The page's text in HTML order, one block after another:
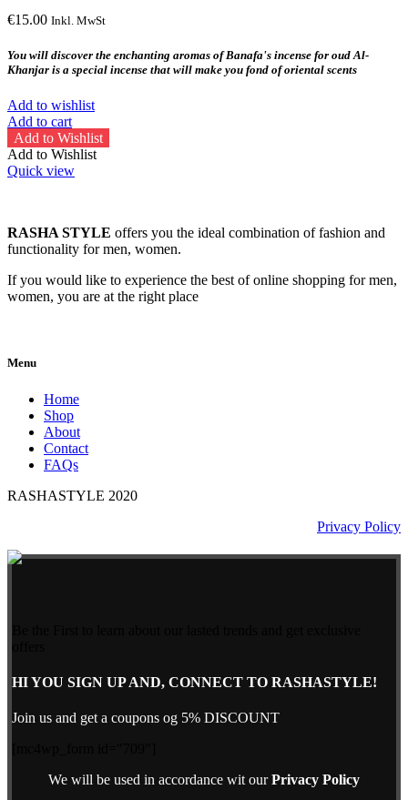
€15.00 Inkl. MwSt
You will discover the enchanting aromas of Banafa's incense for oud Al-
Khanjar is a special incense that will make you fond of oriental scents
Add to wishlist
Add to cart
Add to Wishlist
Add to Wishlist
Quick view
RASHA STYLE offers you the ideal combination of fashion and
functionality for men, women.
If you would like to experience the best of online shopping for men,
women, you are at the right place
Menu
Home
Shop
About
Contact
FAQs
RASHASTYLE 2020
Privacy Policy
HI YOU SIGN UP AND, CONNECT TO RASHASTYLE!
Join us and get a coupons og 5% DISCOUNT
We will be used in accordance wit ourPrivacy Policy